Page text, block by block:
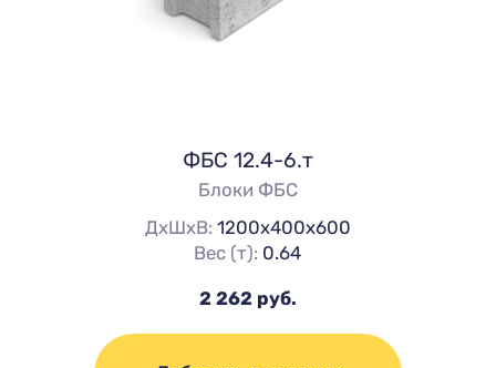
ФБС 12.4-6.т
Блоки ФБС
ДхШхВ: 1200х400х600
Вес (т): 0.64
2 262 руб.